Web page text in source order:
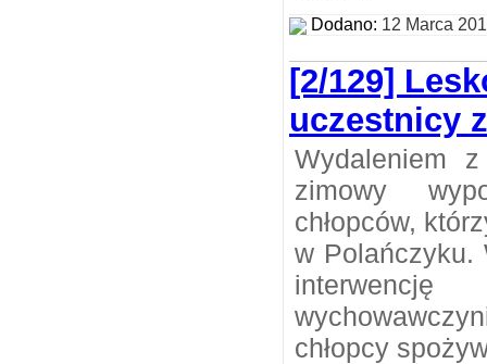
Dodano: 12 Marca
[2/129]
uczestnicy
Wydaleniem
zimowy
chłopców,
w Polańczyku.
chłopcy